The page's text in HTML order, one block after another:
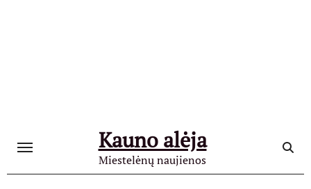
Kauno alėja
Miestelėnų naujienos